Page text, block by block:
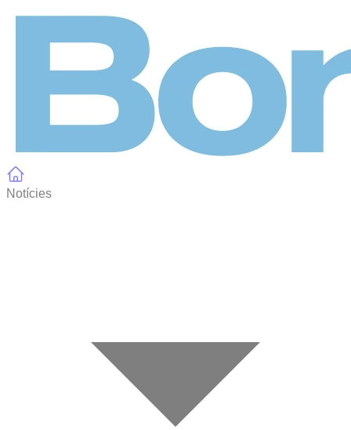
Notícies